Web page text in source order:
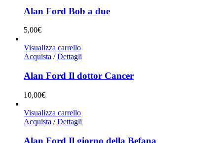
Alan Ford Bob a due
5,00€
Visualizza carrello
Acquista / Dettagli
Alan Ford Il dottor Cancer
10,00€
Visualizza carrello
Acquista / Dettagli
Alan Ford Il giorno della Befana